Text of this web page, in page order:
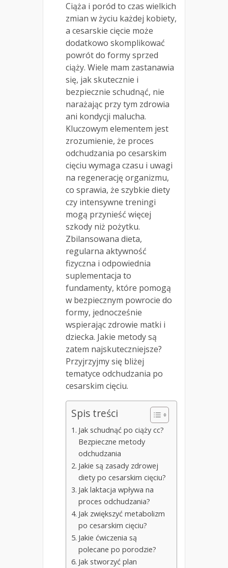
Ciąża i poród to czas wielkich
zmian w życiu każdej kobiety,
a cesarskie cięcie może
dodatkowo skomplikować
powrót do formy sprzed
ciąży. Wiele mam zastanawia
się, jak skutecznie i
bezpiecznie schudnąć, nie
narażając przy tym zdrowia
ani kondycji malucha.
Kluczowym elementem jest
zrozumienie, że proces
odchudzania po cesarskim
cięciu wymaga czasu i uwagi
na regenerację organizmu,
co sprawia, że szybkie diety
czy intensywne treningi
mogą przynieść więcej
szkody niż pożytku.
Zbilansowana dieta,
regularna aktywność
fizyczna i odpowiednia
suplementacja to
fundamenty, które pomogą
w bezpiecznym powrocie do
formy, jednocześnie
wspierając zdrowie matki i
dziecka. Jakie metody są
zatem najskuteczniejsze?
Przyjrzyjmy się bliżej
tematyce odchudzania po
cesarskim cięciu.
Spis treści
Jak schudnąć po ciąży cc?
Bezpieczne metody
odchudzania
Jakie są zasady zdrowej
diety po cesarskim cięciu?
Jak laktacja wpływa na
proces odchudzania?
Jak zwiększyć metabolizm
po cesarskim cięciu?
Jakie ćwiczenia są
polecane po porodzie?
Jak stworzyć plan